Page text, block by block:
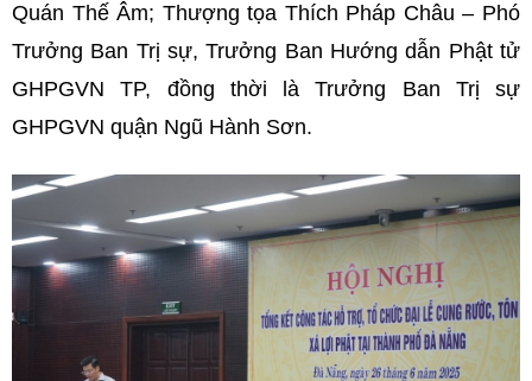
Quán Thế Âm; Thượng tọa Thích Pháp Châu – Phó
Trưởng Ban Trị sự, Trưởng Ban Hướng dẫn Phật tử
GHPGVN TP, đồng thời là Trưởng Ban Trị sự
GHPGVN quận Ngũ Hành Sơn.